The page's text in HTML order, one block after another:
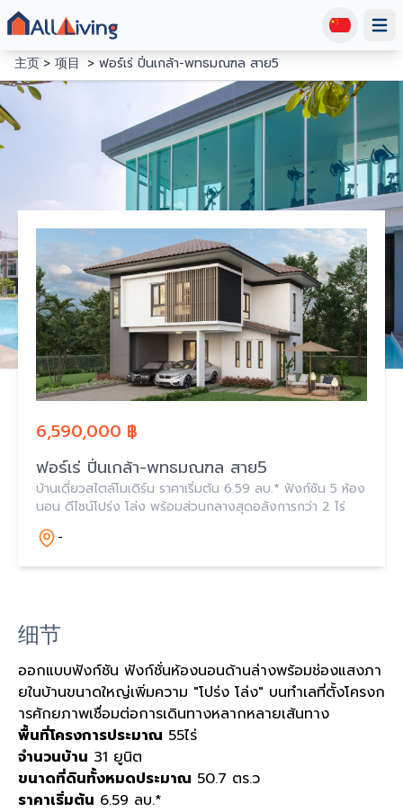
主页
项目 ฟอร์เร่ ปิ่นเกล้า-พทธมณฑล สาย5
6,590,000 ฿
ฟอร์เร่ ปิ่นเกล้า-พทธมณฑล สาย5
บ้านเดี่ยวสไตล์โมเดิร์น ราคาเริ่มต้น 6.59 ลบ.* ฟังก์ชัน 5 ห้อง
นอน ดีไซน์โปร่ง โล่ง พร้อมส่วนกลางสุดอลังการกว่า 2 ไร่
-
细节
ออกแบบฟังก์ชัน ฟังก์ชั่นห้องนอนด้านล่างพร้อมช่องแสงภา
ยในบ้านขนาดใหญ่เพิ่มความ "โปร่ง โล่ง" บนทำเลที่ตั้งโครงก
ารศักยภาพเชื่อมต่อการเดินทางหลากหลายเส้นทาง
พื้นที่โครงการประมาณ 55ไร่
จำนวนบ้าน 31 ยูนิต
ขนาดที่ดินทั้งหมดประมาณ 50.7 ตร.ว
ราคาเริ่มต้น 6.59 ลบ.*